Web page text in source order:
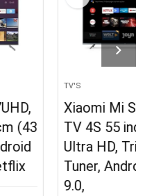
Xiaomi Mi Smart
TV 4S 55 inch (4K
Ultra HD, Triple
Tuner, Android TV